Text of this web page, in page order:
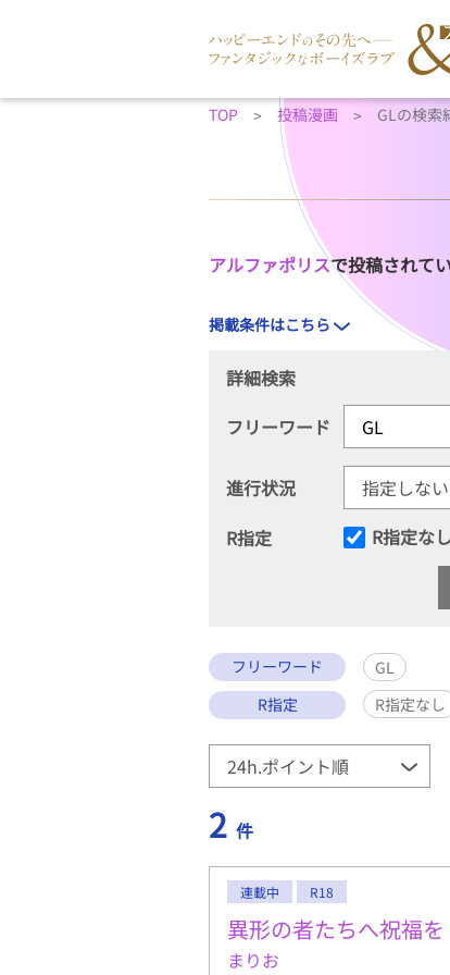
TOP 投稿漫画 GLの検索
アルファポリスで投稿されて
掲載条件はこちら
詳細検索
フリーワード
進行状況
R指定
R指定なし
フリーワード
GL
R指定
R指定なし
2 件
連載中 R18
異形の者たちへ祝福を
まりお